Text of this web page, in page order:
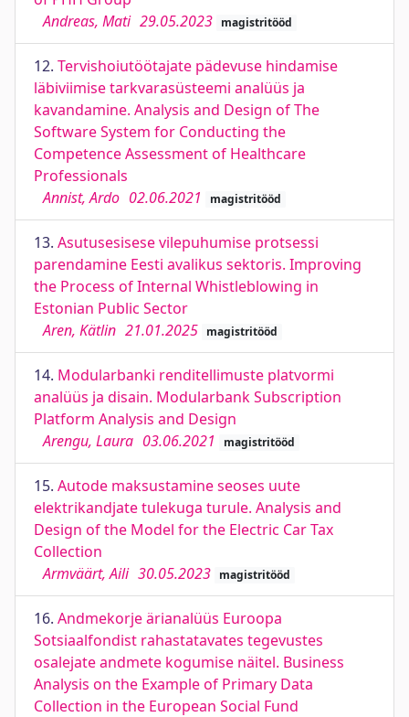
Andreas, Mati 29.05.2023 magistritööd
12. Tervishoiutöötajate pädevuse hindamise
läbiviimise tarkvarasüsteemi analüüs ja
kavandamine. Analysis and Design of The
Software System for Conducting the
Competence Assessment of Healthcare
Professionals
Annist, Ardo 02.06.2021 magistritööd
13. Asutusesisese vilepuhumise protsessi
parendamine Eesti avalikus sektoris. Improving
the Process of Internal Whistleblowing in
Estonian Public Sector
Aren, Kätlin 21.01.2025 magistritööd
14. Modularbanki renditellimuste platvormi
analüüs ja disain. Modularbank Subscription
Platform Analysis and Design
Arengu, Laura 03.06.2021 magistritööd
15. Autode maksustamine seoses uute
elektrikandjate tulekuga turule. Analysis and
Design of the Model for the Electric Car Tax
Collection
Armväärt, Aili 30.05.2023 magistritööd
16. Andmekorje ärianalüüs Euroopa
Sotsiaalfondist rahastatavates tegevustes
osalejate andmete kogumise näitel. Business
Analysis on the Example of Primary Data
Collection in the European Social Fund